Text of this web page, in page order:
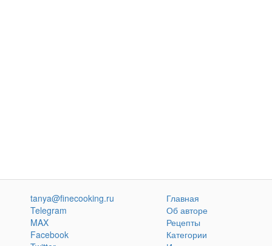
tanya@finecooking.ru
Telegram
MAX
Facebook
Главная
Об авторе
Рецепты
Категории